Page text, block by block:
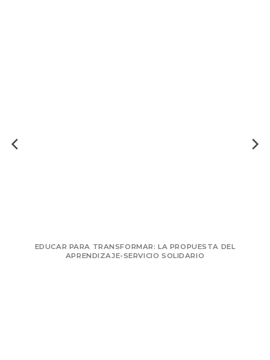
EDUCAR PARA TRANSFORMAR: LA PROPUESTA DEL
APRENDIZAJE-SERVICIO SOLIDARIO